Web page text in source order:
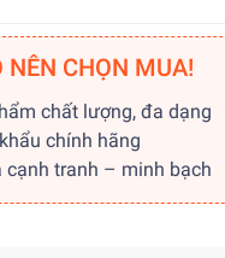
NÊN CHỌN MUA!
chất lượng, đa dạng
chính hãng
tranh – minh bạch